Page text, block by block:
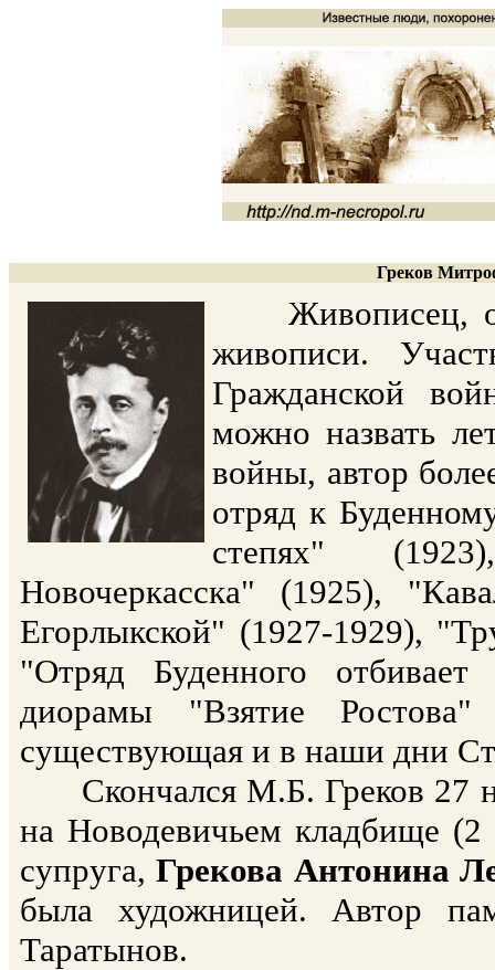
Греков
Живописец,
живописи.
Гражданской
можно назвать
войны, автор
отряд к
степях"
Новочеркасска" (1925),
Егорлыкской" (1927-1929),
"Отряд Буденного
диорамы "Взятие
существующая и в наши дни
Скончался М.Б. Греков 27
на Новодевичьем кладбище
супруга,Грекова Антонина
была художницей. Автор
Таратынов.